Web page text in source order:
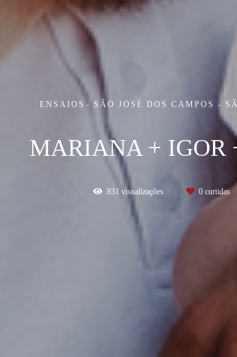
ENSAIOS SÃO JOSÉ DOS CAMPOS -
MARIANA + IGOR
831 visualizações 0 curtidas